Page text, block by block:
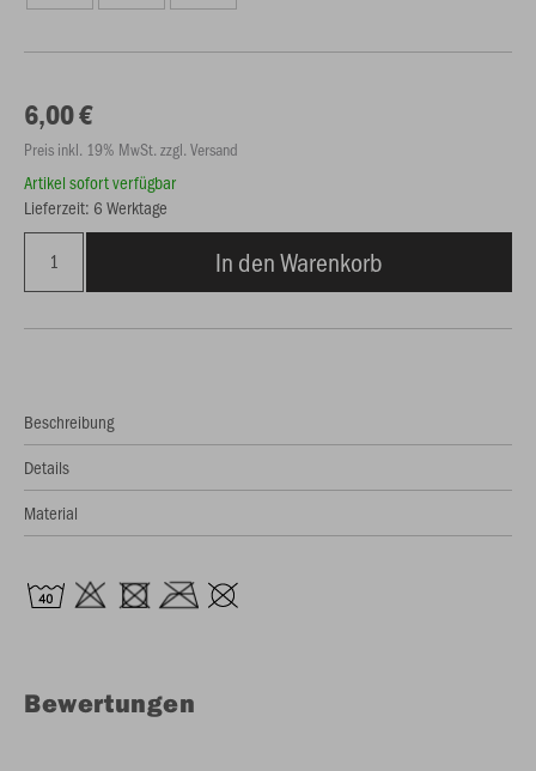
6,00 €
Preis inkl. 19% MwSt. zzgl. Versand
Artikel sofort verfügbar
Lieferzeit: 6 Werktage
In den Warenkorb
Beschreibung
Details
Material
Bewertungen